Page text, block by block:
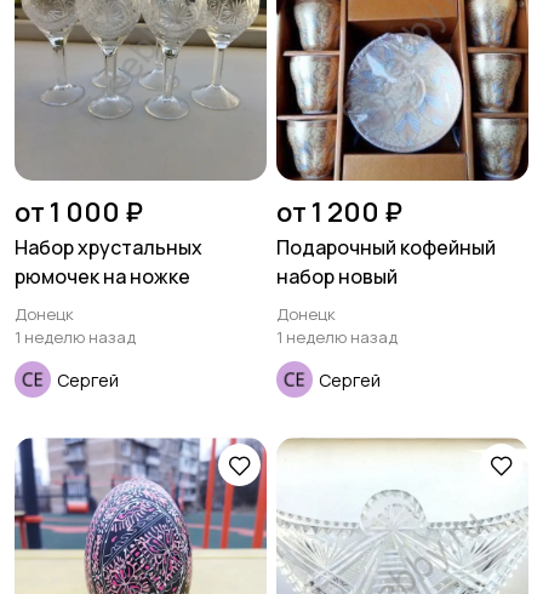
от 1 000 ₽
Набор хрустальных
рюмочек на ножке
Донецк
1 неделю назад
Сергей
от 1 200 ₽
Подарочный кофейный
набор новый
Донецк
1 неделю назад
Сергей